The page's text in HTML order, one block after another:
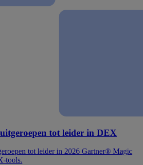
tot leider in DEX
tot leider in 2026 Gartner® Magic
tools.